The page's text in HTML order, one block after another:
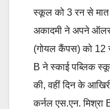
स्कूल को 3 रन से मात
अकादमी ने अपने
(गोयल कैंपस) को 12
B ने स्काई पब्लिक
की, वहीं दिन के
कर्नल एस.एन. मिश्रा